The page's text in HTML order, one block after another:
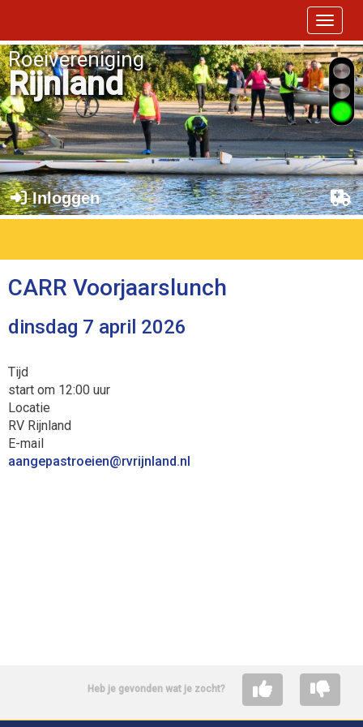
Toggle
Roeivereniging
Rijnland
Inloggen
CARR Voorjaarslunch
dinsdag 7 april 2026
Tijd
start om 12:00 uur
Locatie
RV Rijnland
E-mail
neieortsapegnaa@rvrijnland.nl
Heb je gevonden wat je zocht?